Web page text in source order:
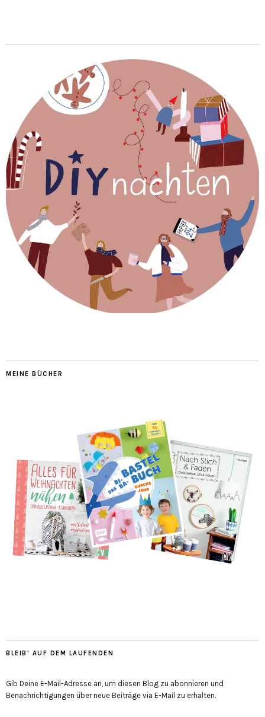
MEINE BÜCHER
BLEIB' AUF DEM LAUFENDEN
Gib Deine E-Mail-Adresse an, um diesen Blog zu abonnieren und
Benachrichtigungen über neue Beiträge via E-Mail zu erhalten.